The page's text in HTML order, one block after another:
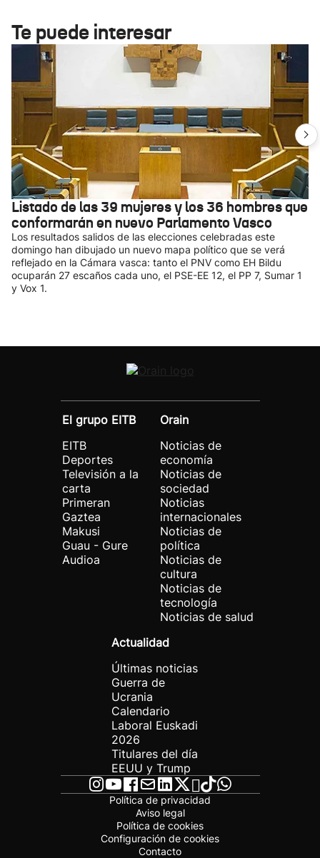
Te puede interesar
Listado de las 39 mujeres y los 36 hombres que
conformarán en nuevo Parlamento Vasco
Los resultados salidos de las elecciones celebradas este
domingo han dibujado un nuevo mapa político que se verá
reflejado en la Cámara vasca: tanto el PNV como EH Bildu
ocuparán 27 escaños cada uno, el PSE-EE 12, el PP 7, Sumar 1
y Vox 1.
El grupo EITB
EITB
Deportes
Televisión a la
carta
Primeran
Gaztea
Makusi
Guau - Gure
Audioa
Orain
Noticias de
economía
Noticias de
sociedad
Noticias
internacionales
Noticias de
política
Noticias de
cultura
Noticias de
tecnología
Noticias de salud
Actualidad
Últimas noticias
Guerra de
Ucrania
Calendario
Laboral Euskadi
2026
Titulares del día
EEUU y Trump
Política de privacidad
Aviso legal
Política de cookies
Configuración de cookies
Contacto